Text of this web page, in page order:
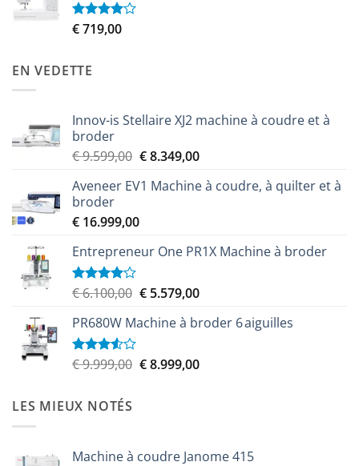
Note
€719,00
EN VEDETTE
Innov-is Stellaire XJ2 machine à coudre et à
broder
€9.599,00 Le
initial
€ 9.599,00.
€8.349,00Le
actuel
Aveneer EV1 Machine à coudre, à quilter et à
broder
€ 16.999,00
Entrepreneur One PR1X Machine à broder
Note
5
€6.100,00 Le
initial
€ 6.100,00.
€5.579,00Le
actuel
€ 5.579,00.
PR680W Machine à broder 6 aiguilles
Note
€9.999,00 Le
€8.999,00Le
LES MIEUX NOTÉS
Machine à coudre Janome 415